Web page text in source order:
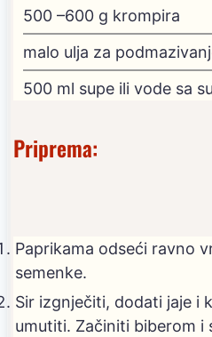
500 –600 g krompira
malo ulja za
500 ml supe ili vode sa
Priprema:
Paprikama odseći ravno
semenke.
Sir izgnječiti, dodati jaje i
umutiti. Začiniti biberom i